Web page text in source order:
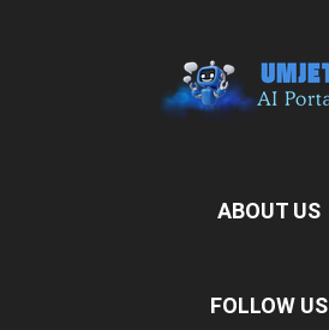
ABOUT US
FOLLOW US